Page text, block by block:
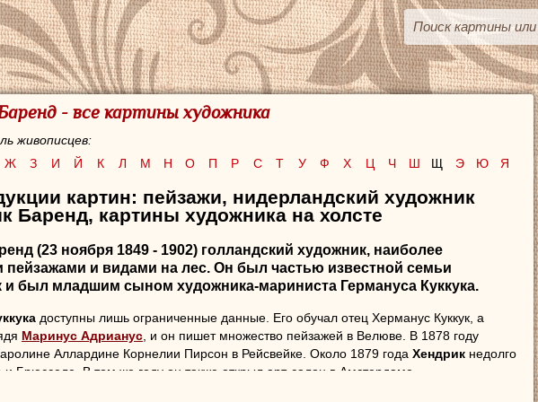
- все картины художника
живописцев:
Ж З И Й К Л М Н О П Р С Т У Ф Х Ц Ч Ш Щ Э Ю Я
картин: пейзажи, нидерландский художник
Баренд, картины художника на холсте
(23 ноября 1849 - 1902) голландский художник, наиболее
и видами на лес. Он был частью известной семьи
и был младшим сыном художника-мариниста Германуса Куккука.
доступны лишь ограниченные данные. Его обучал отец Херманус Куккук, а
Маринус Адрианус, и он пишет множество пейзажей в Велюве. В 1878 году
Аллардине Корнелии Пирсон в Рейсвейке. Около 1879 года Хендрик недолго
Брюсселе. В том же году он также открыл арт-салон в Амстердаме.